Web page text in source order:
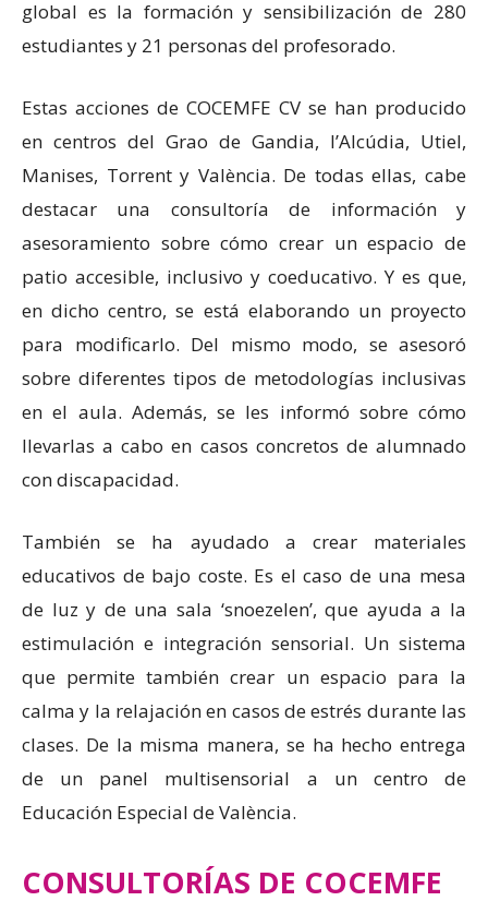
global es la formación y sensibilización de 280
estudiantes y 21 personas del profesorado.
Estas acciones de COCEMFE CV se han producido
en centros del Grao de Gandia, l’Alcúdia, Utiel,
Manises, Torrent y València. De todas ellas, cabe
destacar una consultoría de información y
asesoramiento sobre cómo crear un espacio de
patio accesible, inclusivo y coeducativo. Y es que,
en dicho centro, se está elaborando un proyecto
para modificarlo. Del mismo modo, se asesoró
sobre diferentes tipos de metodologías inclusivas
en el aula. Además, se les informó sobre cómo
llevarlas a cabo en casos concretos de alumnado
con discapacidad.
También se ha ayudado a crear materiales
educativos de bajo coste. Es el caso de una mesa
de luz y de una sala ‘snoezelen’, que ayuda a la
estimulación e integración sensorial. Un sistema
que permite también crear un espacio para la
calma y la relajación en casos de estrés durante las
clases. De la misma manera, se ha hecho entrega
de un panel multisensorial a un centro de
Educación Especial de València.
CONSULTORÍAS DE COCEMFE